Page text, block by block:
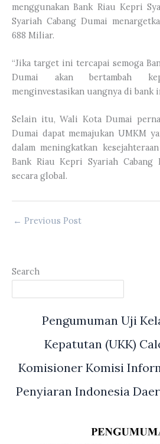
menggunakan Bank Riau Kepri
Syariah Cabang Dumai
688 Miliar.
“Jika target ini tercapai semoga
Dumai akan bertambah
menginvestasikan uangnya di bank
Selain itu, Wali Kota Dumai
Dumai dapat memajukan UMKM
dalam meningkatkan
Bank Riau Kepri Syariah Cabang
secara global.
← Previous Post
Search
Pengumuman Uji
Kepatutan (UKK)
Komisioner Komisi
Penyiaran Indonesia